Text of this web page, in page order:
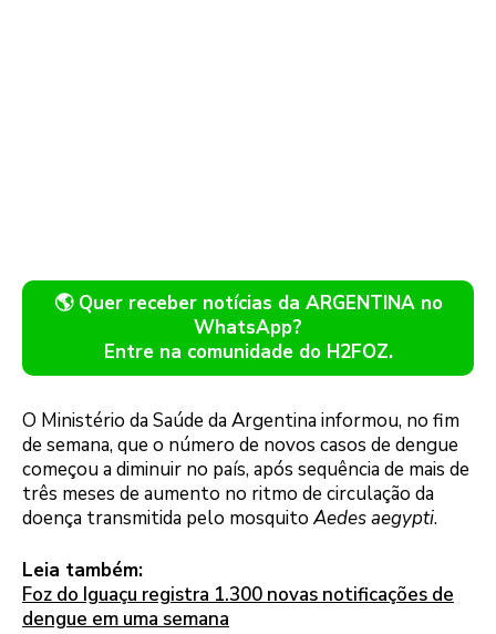
🌎 Quer receber notícias da ARGENTINA no
WhatsApp?
Entre na comunidade do H2FOZ.
O Ministério da Saúde da Argentina informou, no fim
de semana, que o número de novos casos de dengue
começou a diminuir no país, após sequência de mais de
três meses de aumento no ritmo de circulação da
doença transmitida pelo mosquitoAedes aegypti.
Leia também:
Foz do Iguaçu registra 1.300 novas notificações de
dengue em uma semana